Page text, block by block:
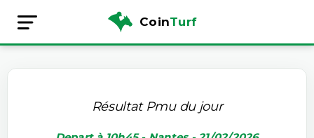
CoinTurf
Résultat Pmu du jour